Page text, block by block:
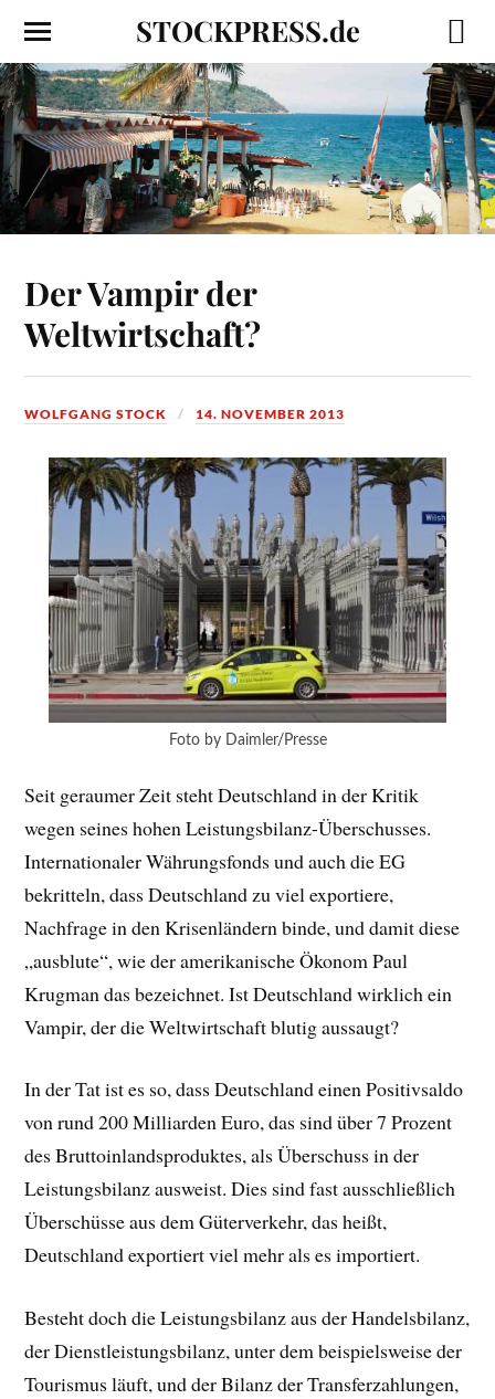
STOCKPRESS.de
Der Vampir der
Weltwirtschaft?
WOLFGANG STOCK 14. NOVEMBER 2013
Foto by Daimler/Presse
Seit geraumer Zeit steht Deutschland in der Kritik
wegen seines hohen Leistungsbilanz-Überschusses.
Internationaler Währungsfonds und auch die EG
bekritteln, dass Deutschland zu viel exportiere,
Nachfrage in den Krisenländern binde, und damit diese
„ausblute“, wie der amerikanische Ökonom Paul
Krugman das bezeichnet. Ist Deutschland wirklich ein
Vampir, der die Weltwirtschaft blutig aussaugt?
In der Tat ist es so, dass Deutschland einen Positivsaldo
von rund 200 Milliarden Euro, das sind über 7 Prozent
des Bruttoinlandsproduktes, als Überschuss in der
Leistungsbilanz ausweist. Dies sind fast ausschließlich
Überschüsse aus dem Güterverkehr, das heißt,
Deutschland exportiert viel mehr als es importiert.
Besteht doch die Leistungsbilanz aus der Handelsbilanz,
der Dienstleistungsbilanz, unter dem beispielsweise der
Tourismus läuft, und der Bilanz der Transferzahlungen,